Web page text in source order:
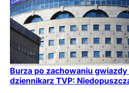
Burza po zachowaniu gwiazdy
dziennikarz TVP: